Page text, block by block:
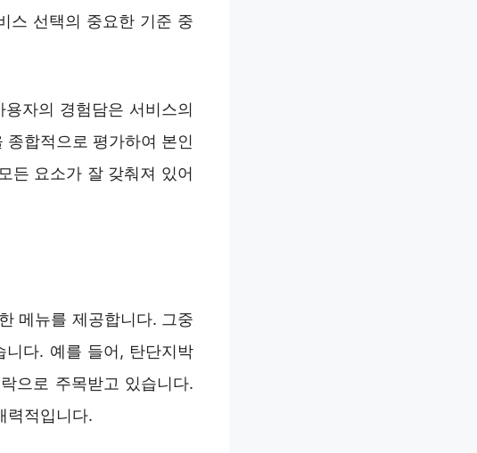
스 선택의 중요한 기준 중
자의 경험담은 서비스의
합적으로 평가하여 본인
든 요소가 잘 갖춰져 있어
메뉴를 제공합니다. 그중
니다. 예를 들어, 탄단지박
으로 주목받고 있습니다.
력적입니다.